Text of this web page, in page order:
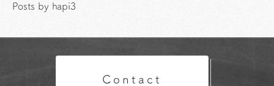
Posts by hapi3
Contact